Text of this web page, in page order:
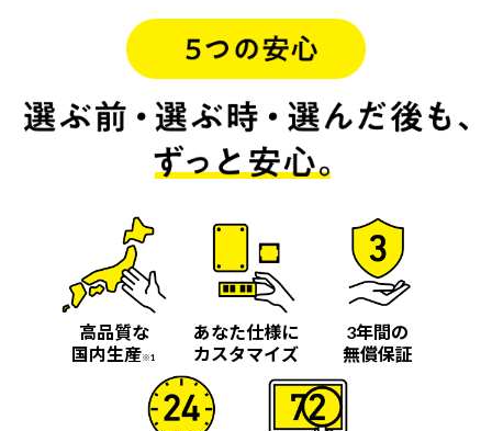
高品質な
国内生産※1
あなた仕様に
カスタマイズ
3年間の
無償保証